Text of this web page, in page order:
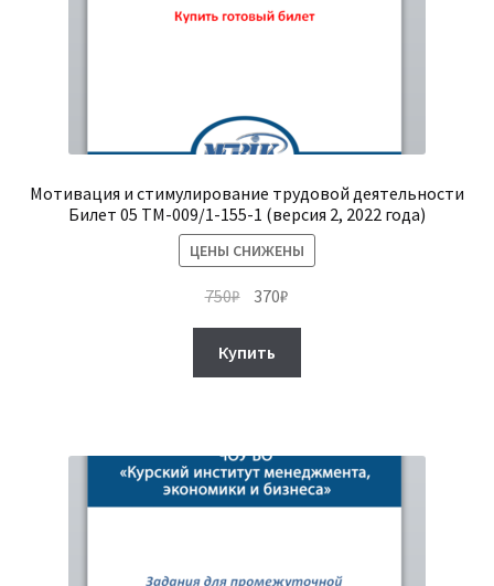
Мотивация и стимулирование трудовой деятельности
Билет 05 ТМ-009/1-155-1 (версия 2, 2022 года)
ЦЕНЫ СНИЖЕНЫ
750₽ Первоначальная
составляла
750₽.
370₽
Купить